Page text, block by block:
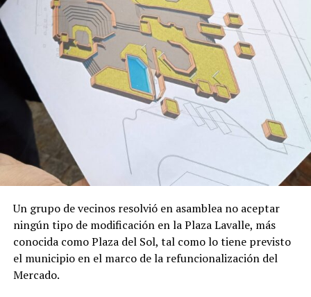
La investigación estuvo a cargo del doctor Juan Facundo
Chrestia y la doctora Cecilia Bouzat del Instituto de
Investigaciones Bioquímicas de Bahía Blanca (INIBIBB),
dependiente de la Universidad Nacional del Sur (UNS) y
el CONICET, y colaboradores internacionales de la
Universidad de Oxford y Oxford Brookes en
Inglaterra
Fue publicado en PNAS (Proceedings of the
National Academy of Sciences)
una de las revistas
científicas de mayor prestigio internacional. Editada por
la Academia Nacional de Ciencias de los Estados Unidos,
suele incluir investigaciones de alto impacto y ubicadas
Un grupo de vecinos resolvió en asamblea no aceptar
ningún tipo de modificación en la Plaza Lavalle, más
conocida como Plaza del Sol, tal como lo tiene previsto
el municipio en el marco de la refuncionalización del
Mercado.